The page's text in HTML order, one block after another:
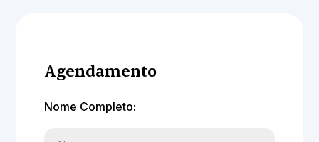
Agendamento
Nome Completo: